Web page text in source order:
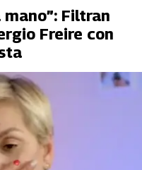
mano”: Filtran
Freire con